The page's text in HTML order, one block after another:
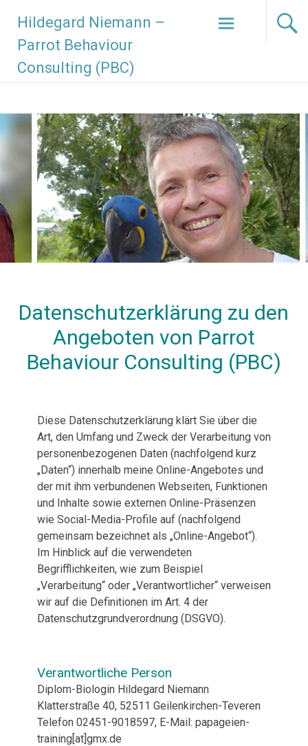
Hildegard Niemann –
Parrot Behaviour
Consulting (PBC)
Datenschutzerklärung zu den
Angeboten von Parrot
Behaviour Consulting (PBC)
Diese Datenschutzerklärung klärt Sie über die
Art, den Umfang und Zweck der Verarbeitung von
personenbezogenen Daten (nachfolgend kurz
„Daten“) innerhalb meine Online-Angebotes und
der mit ihm verbundenen Webseiten, Funktionen
und Inhalte sowie externen Online-Präsenzen
wie Social-Media-Profile auf (nachfolgend
gemeinsam bezeichnet als „Online-Angebot“).
Im Hinblick auf die verwendeten
Begrifflichkeiten, wie zum Beispiel
„Verarbeitung“ oder „Verantwortlicher“ verweisen
wir auf die Definitionen im Art. 4 der
Datenschutzgrundverordnung (DSGVO).
Verantwortliche Person
Diplom-Biologin Hildegard Niemann
Klatterstraße 40, 52511 Geilenkirchen-Teveren
Telefon 02451-9018597, E-Mail: papageien-
training[at]gmx.de